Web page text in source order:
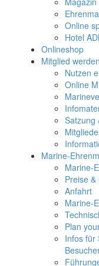
Online
Hotel
Onlineshop
Mitglied
Nutzen
Online
Satzung
Marine-
Marine-
Preise &
Anfahrt
Marine-
Plan
Infos für